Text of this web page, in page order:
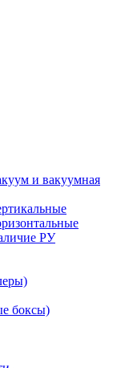
и вакуумная
РУ
боксы)